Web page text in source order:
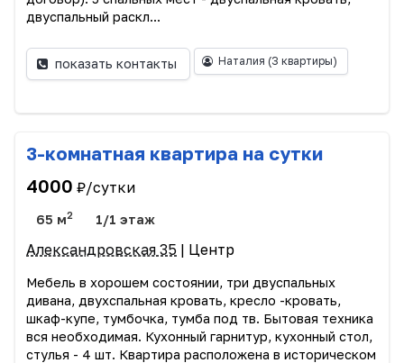
двуспальный раскл...
показать контакты Наталия (3 квартиры)
3-комнатная квартира на сутки
4000 ₽/сутки
65 м2 1/1 этаж
Александровская 35 | Центр
Мебель в хорошем состоянии, три двуспальных
дивана, двухспальная кровать, кресло -кровать,
шкаф-купе, тумбочка, тумба под тв. Бытовая техника
вся необходимая. Кухонный гарнитур, кухонный стол,
стулья - 4 шт. Квартира расположена в историческом